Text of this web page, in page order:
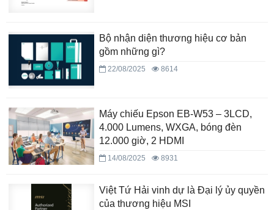
Bộ nhận diện thương hiệu cơ bản
gồm những gì?
22/08/2025 8614
Máy chiếu Epson EB-W53 – 3LCD,
4.000 Lumens, WXGA, bóng đèn
12.000 giờ, 2 HDMI
14/08/2025 8931
Việt Tứ Hải vinh dự là Đại lý ủy quyền
của thương hiệu MSI